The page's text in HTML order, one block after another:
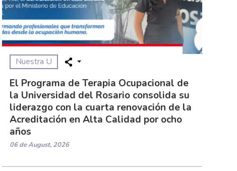
Nuestra U
El Programa de Terapia Ocupacional de
la Universidad del Rosario consolida su
liderazgo con la cuarta renovación de la
Acreditación en Alta Calidad por ocho
años
06 de August, 2026